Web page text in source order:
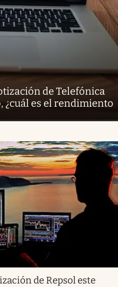
de Telefónica
¿cuál es el rendimiento
de Repsol este